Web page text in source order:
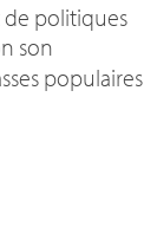
de politiques
son
populaires